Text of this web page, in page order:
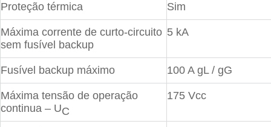
Proteção térmica Sim
Máxima corrente de curto-circuito
sem fusível backup
5 kA
Fusível backup máximo 100 A gL / gG
Máxima tensão de operação
continua – UC
175 Vcc